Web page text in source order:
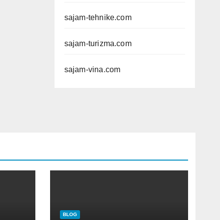
sajam-tehnike.com
sajam-turizma.com
sajam-vina.com
BLOG